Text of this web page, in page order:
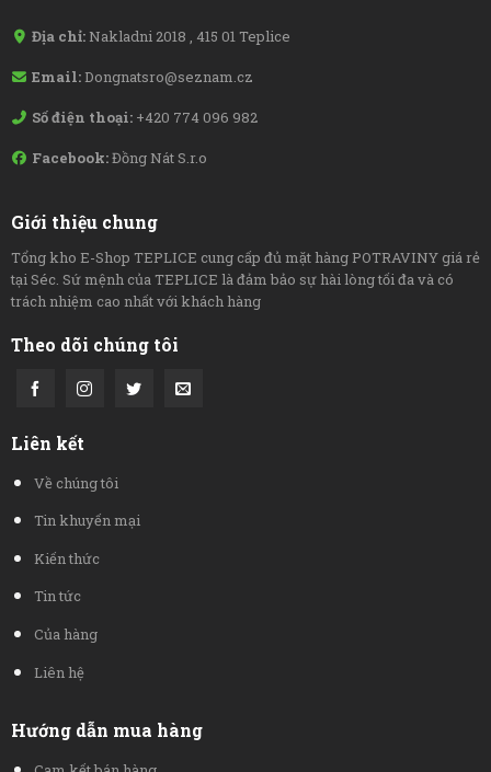
Địa chỉ: Nakladni 2018 , 415 01 Teplice
Email:Dongnatsro@seznam.cz
Số điện thoại: +420 774 096 982
Facebook:Đồng Nát S.r.o
Giới thiệu chung
Tổng kho E-Shop TEPLICE cung cấp đủ mặt hàng POTRAVINY giá rẻ
tại Séc. Sứ mệnh của TEPLICE là đảm bảo sự hài lòng tối đa và có
trách nhiệm cao nhất với khách hàng
Theo dõi chúng tôi
Liên kết
Về chúng tôi
Tin khuyến mại
Kiến thức
Tin tức
Của hàng
Liên hệ
Hướng dẫn mua hàng